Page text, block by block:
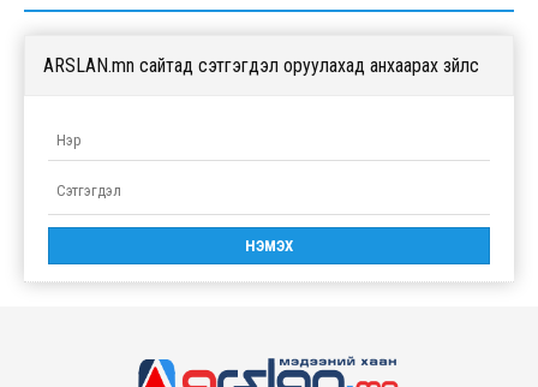
ARSLAN.mn сайтад сэтгэгдэл оруулахад анхаарах зүйлс